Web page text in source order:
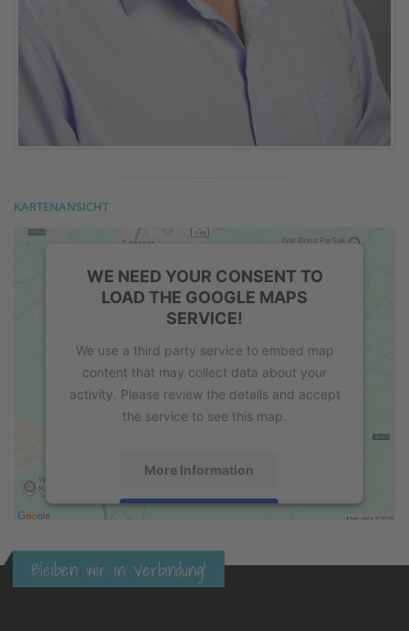
KARTENANSICHT
WE NEED YOUR CONSENT TO
LOAD THE GOOGLE MAPS
SERVICE!
We use a third party service to embed map
content that may collect data about your
activity. Please review the details and accept
the service to see this map.
More Information
powered byUsercentrics Consent
Management Platform&eRecht24
Bleiben wir in Verbindung!